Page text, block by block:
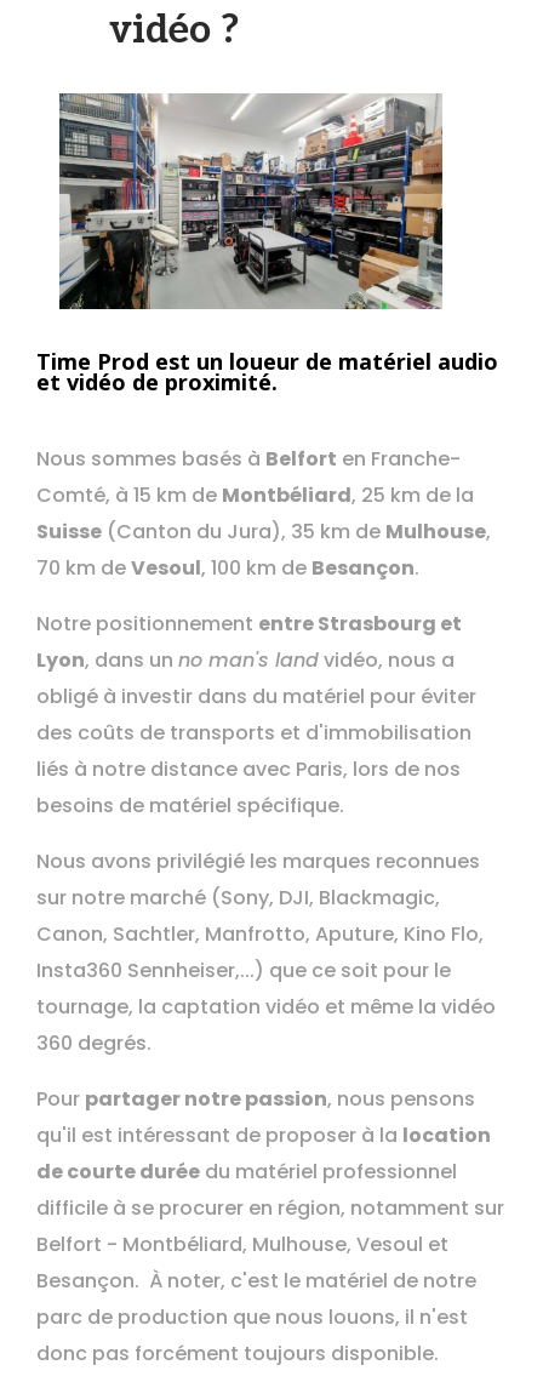
vidéo ?
Time Prod est un loueur de matériel audio
et vidéo de proximité.
Nous sommes basés à Belfort en Franche-
Comté, à 15 km de Montbéliard, 25 km de la
Suisse (Canton du Jura), 35 km de Mulhouse,
70 km deVesoul, 100 km de Besançon.
Notre positionnement entre Strasbourg et
Lyon, dans un no man's landvidéo, nous a
obligé à investir dans du matériel pour éviter
des coûts de transports et d'immobilisation
liés à notre distance avec Paris, lors de nos
besoins de matériel spécifique.
Nous avons privilégié les marques reconnues
sur notre marché (Sony, DJI, Blackmagic,
Canon, Sachtler, Manfrotto, Aputure, Kino Flo,
Insta360 Sennheiser,...) que ce soit pour le
tournage, la captation vidéo et même la vidéo
360 degrés.
Pour partager notre passion, nous pensons
qu'il est intéressant de proposer à la location
de courte durée du matériel professionnel
difficile à se procurer en région, notamment sur
Belfort - Montbéliard, Mulhouse, Vesoul et
Besançon. À noter, c'est le matériel de notre
parc de production que nous louons, il n'est
donc pas forcément toujours disponible.